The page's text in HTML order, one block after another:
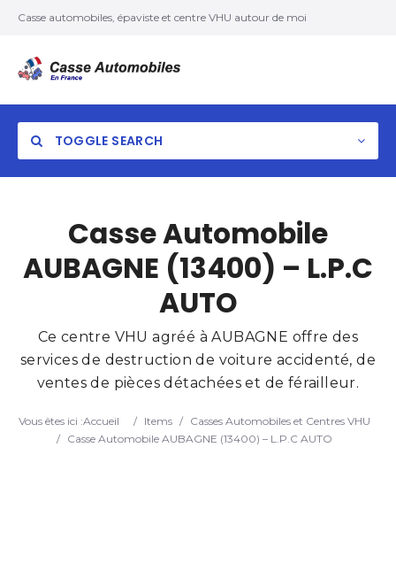
Casse automobiles, épaviste et centre VHU autour de moi
TOGGLE SEARCH
Search
Casse Automobile
AUBAGNE (13400) – L.P.C
AUTO
Ce centre VHU agréé à AUBAGNE offre des
services de destruction de voiture accidenté, de
ventes de pièces détachées et de férailleur.
Vous êtes ici :Accueil / Items / Casses Automobiles et Centres VHU
/ Casse Automobile AUBAGNE (13400) – L.P.C AUTO